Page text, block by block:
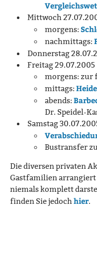
Mittwoch
morgens:
nachmittags:
Donnerstag
Freitag 29.07.2005
morgens: zur
mittags:
abends:
Dr. Speidel-
Samstag
Bustransfer
Die diversen privaten
Gastfamilien
niemals komplett
finden Sie jedochhier.